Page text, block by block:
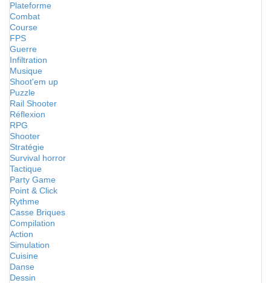
Plateforme
Combat
Course
FPS
Guerre
Infiltration
Musique
Shoot'em up
Puzzle
Rail Shooter
Réflexion
RPG
Shooter
Stratégie
Survival horror
Tactique
Party Game
Point & Click
Rythme
Casse Briques
Compilation
Action
Simulation
Cuisine
Danse
Dessin